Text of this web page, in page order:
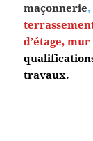
maçonnerie,
d’étage,
travaux.